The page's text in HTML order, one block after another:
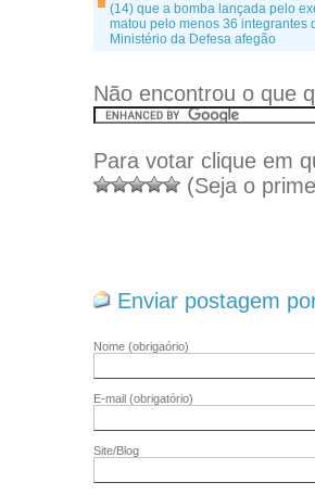
(14) que a bomba lançada pelo
matou pelo menos 36 integrantes
Ministério da Defesa afegão
Não encontrou o que
Para votar clique em
(Seja o
Enviar postagem
Nome (obrigaório)
E-mail (obrigatório)
Site/Blog